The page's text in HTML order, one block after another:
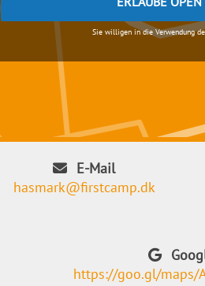
Sie willigen in die Verwendung
E-Mail
hasmark@firstcamp.dk
https://goo.gl/maps/